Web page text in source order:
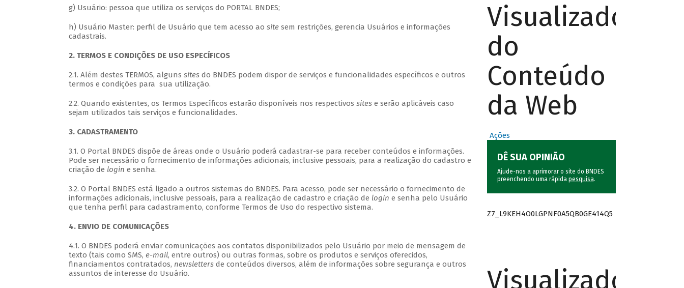
g) Usuário: pessoa que utiliza os serviços do PORTAL BNDES;
h) Usuário Master: perfil de Usuário que tem acesso ao site sem restrições, gerencia Usuários e informações
cadastrais.
2. TERMOS E CONDIÇÕES DE USO ESPECÍFICOS
2.1. Além destes TERMOS, alguns sitesdo BNDES podem dispor de serviços e funcionalidades específicos e outros
termos e condições para sua utilização.
2.2. Quando existentes, os Termos Específicos estarão disponíveis nos respectivos sitese serão aplicáveis caso
sejam utilizados tais serviços e funcionalidades.
3. CADASTRAMENTO
3.1. O Portal BNDES dispõe de áreas onde o Usuário poderá cadastrar-se para receber conteúdos e informações.
Pode ser necessário o fornecimento de informações adicionais, inclusive pessoais, para a realização do cadastro e
criação de login e senha.
3.2. O Portal BNDES está ligado a outros sistemas do BNDES. Para acesso, pode ser necessário o fornecimento de
informações adicionais, inclusive pessoais, para a realização de cadastro e criação de login e senha pelo Usuário
que tenha perfil para cadastramento, conforme Termos de Uso do respectivo sistema.
4. ENVIO DE COMUNICAÇÕES
4.1. O BNDES poderá enviar comunicações aos contatos disponibilizados pelo Usuário por meio de mensagem de
texto (tais como SMS, e-mail, entre outros) ou outras formas, sobre os produtos e serviços oferecidos,
financiamentos contratados, newsletters de conteúdos diversos, além de informações sobre segurança e outros
assuntos de interesse do Usuário.
Visualizador
do
Conteúdo
da Web
Ações
DÊ SUA OPINIÃO
Ajude-nos a aprimorar o site do BNDES
preenchendo uma rápida pesquisa.
Z7_L9KEH4O0LGPNF0A5QB0GE414Q5
Visualizador